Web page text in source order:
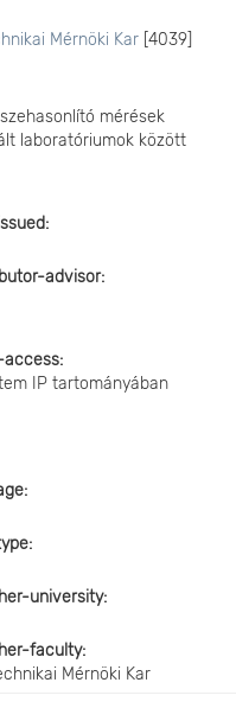
Mérnöki Kar [4039]
mérések
laboratóriumok között
advisor
access
IP tartományában
university
faculty
Mérnöki Kar